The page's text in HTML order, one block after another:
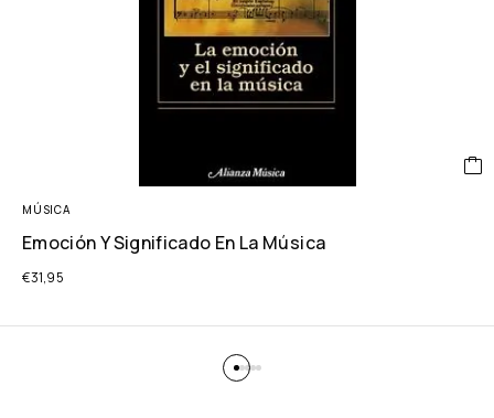
MÚSICA
Emoción Y Significado En La Música
€31,95